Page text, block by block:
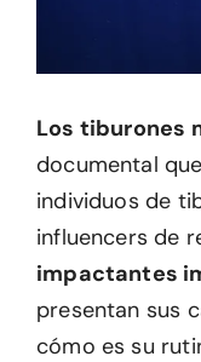
Los tiburones
documental
individuos de
influencers de
impactantes
presentan sus
cómo es su